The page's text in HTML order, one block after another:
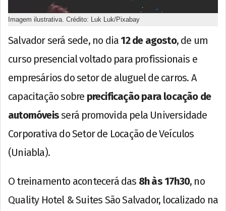
Imagem ilustrativa. Crédito: Luk Luk/Pixabay
Salvador será sede, no dia 12 de agosto, de um
curso presencial voltado para profissionais e
empresários do setor de aluguel de carros. A
capacitação sobre precificação para locação de
automóveisserá promovida pela Universidade
Corporativa do Setor de Locação de Veículos
(Uniabla).
O treinamento acontecerá das 8h às 17h30, no
Quality Hotel & Suites São Salvador, localizado na